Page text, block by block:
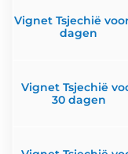
Vignet Tsjechië
dagen
Vignet Tsjechië
30 dagen